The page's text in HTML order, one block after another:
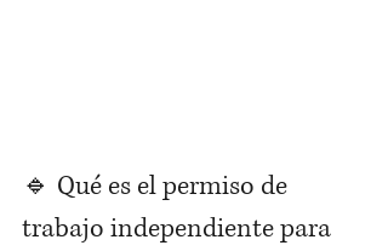
🔹 Qué es el permiso de
trabajo independiente para